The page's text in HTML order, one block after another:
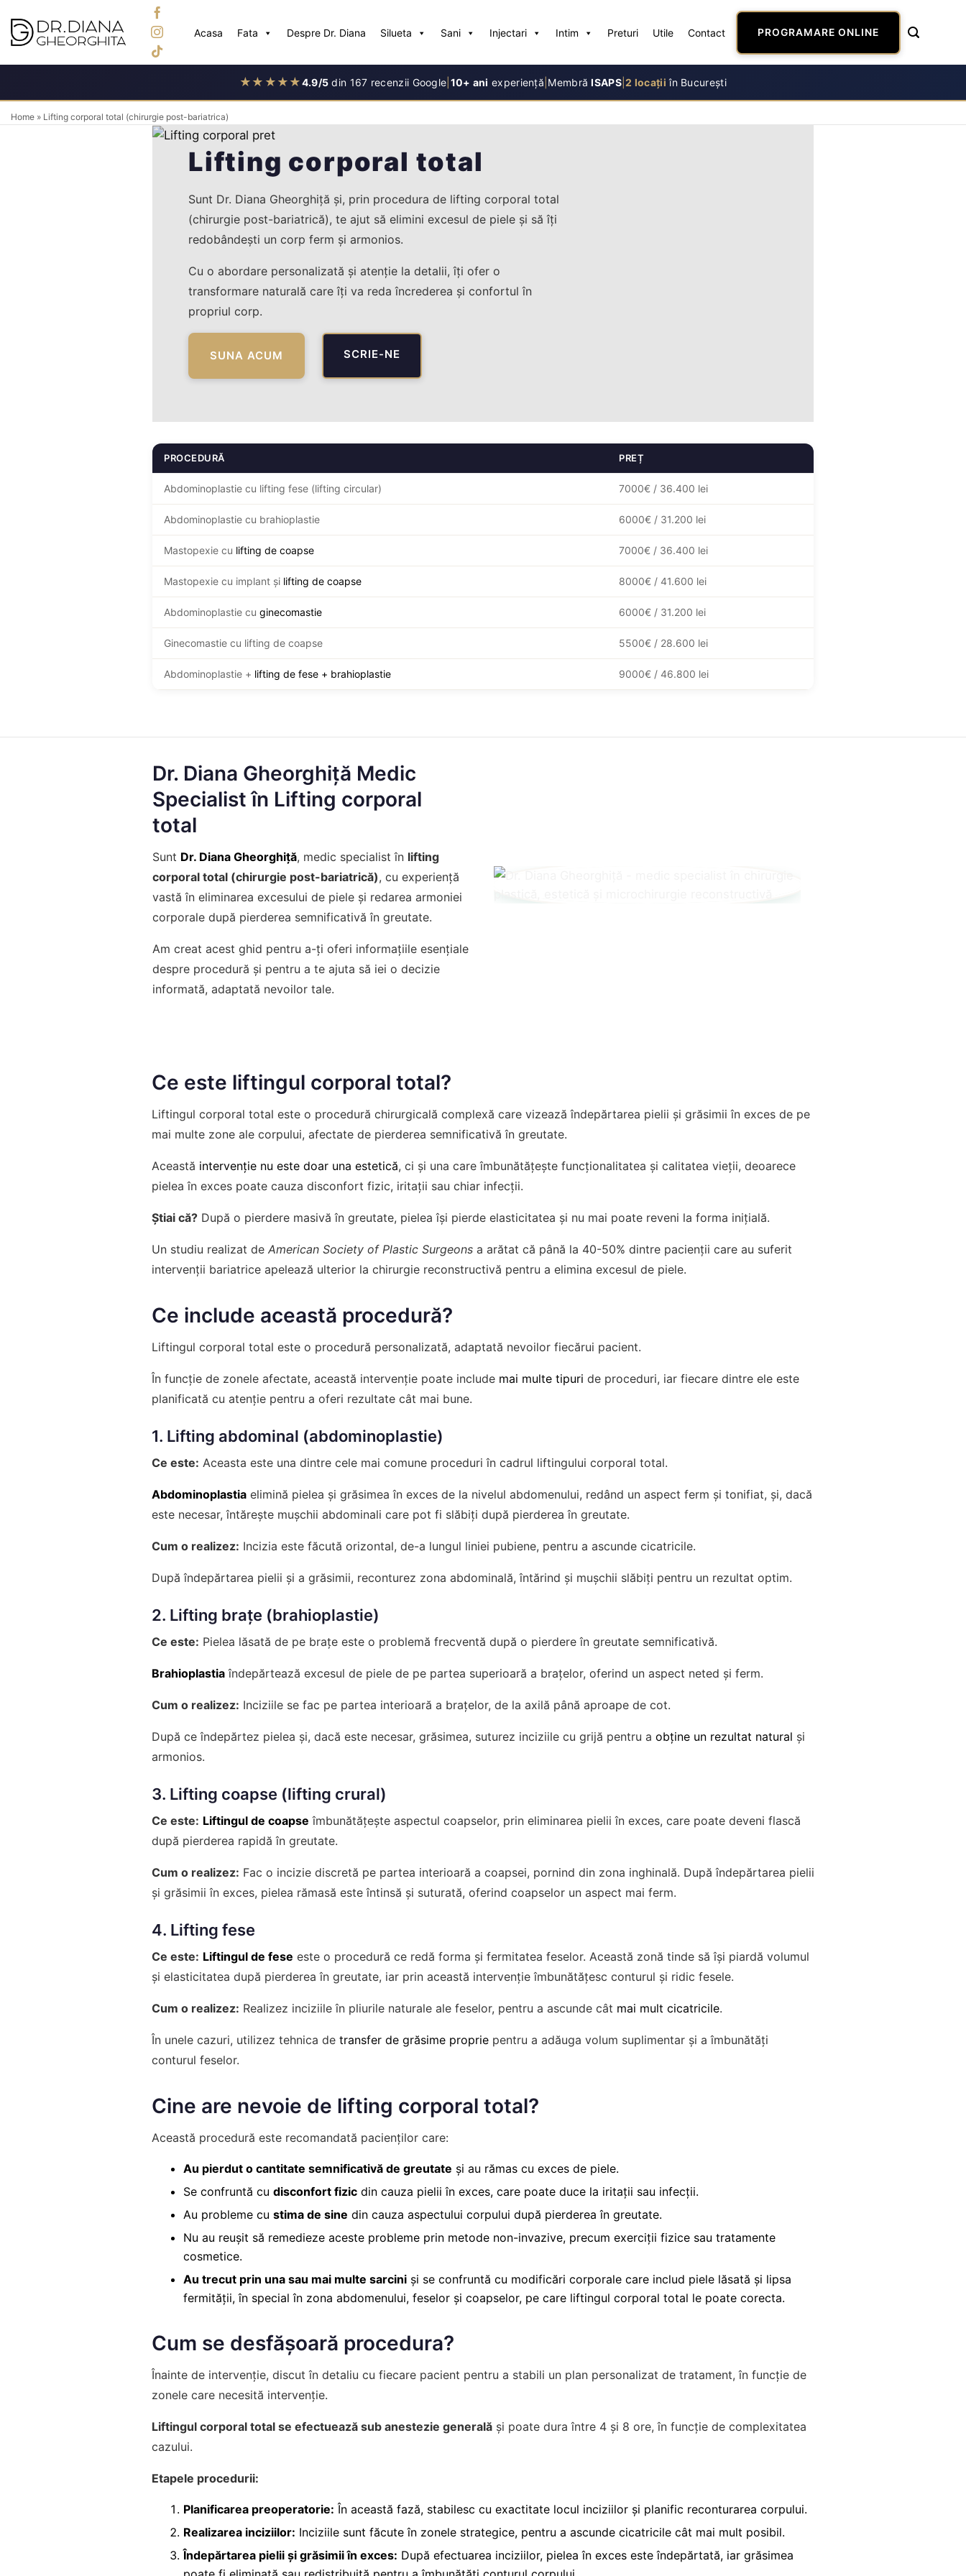
to
content
Acasa Fata Despre Dr. Diana Silueta Sani Injectari Intim Preturi Utile Contact PROGRAMARE ONLINE
★★★★★4.9/5 din 167 recenzii Google 10+ ani experiență MembrăISAPS|2 locații în București
Home » Lifting corporal total (chirurgie post-bariatrica)
Lifting corporal total
Sunt Dr. Diana Gheorghiță și, prin procedura de lifting corporal total
(chirurgie post-bariatrică), te ajut să elimini excesul de piele și să îți
redobândești un corp ferm și armonios.
Cu o abordare personalizată și atenție la detalii, îți ofer o
transformare naturală care îți va reda încrederea și confortul în
propriul corp.
SUNA ACUM SCRIE-NE
PROCEDURĂ PREȚ
Abdominoplastie cu lifting fese (lifting circular) 7000€ / 36.400 lei
Abdominoplastie cu brahioplastie 6000€ / 31.200 lei
Mastopexie cu lifting de coapse 7000€ / 36.400 lei
Mastopexie cu implant și lifting de coapse 8000€ / 41.600 lei
Abdominoplastie cu ginecomastie 6000€ / 31.200 lei
Ginecomastie cu lifting de coapse 5500€ / 28.600 lei
Abdominoplastie + lifting de fese + brahioplastie 9000€ / 46.800 lei
Dr. Diana Gheorghiță Medic
Specialist în Lifting corporal
total
Sunt Dr. Diana Gheorghiță, medic specialist în lifting
corporal total (chirurgie post-bariatrică), cu experiență
vastă în eliminarea excesului de piele și redarea armoniei
corporale după pierderea semnificativă în greutate.
Am creat acest ghid pentru a-ți oferi informațiile esențiale
despre procedură și pentru a te ajuta să iei o decizie
informată, adaptată nevoilor tale.
Ce este liftingul corporal total?
Liftingul corporal total este o procedură chirurgicală complexă care vizează îndepărtarea pielii și grăsimii în exces de pe
mai multe zone ale corpului, afectate de pierderea semnificativă în greutate.
Această intervenție nu este doar una estetică, ci și una care îmbunătățește funcționalitatea și calitatea vieții, deoarece
pielea în exces poate cauza disconfort fizic, iritații sau chiar infecții.
Știai că?După o pierdere masivă în greutate, pielea își pierde elasticitatea și nu mai poate reveni la forma inițială.
Un studiu realizat de American Society of Plastic Surgeonsa arătat că până la 40-50% dintre pacienții care au suferit
intervenții bariatrice apelează ulterior la chirurgie reconstructivă pentru a elimina excesul de piele.
Ce include această procedură?
Liftingul corporal total este o procedură personalizată, adaptată nevoilor fiecărui pacient.
În funcție de zonele afectate, această intervenție poate include mai multe tipuri de proceduri, iar fiecare dintre ele este
planificată cu atenție pentru a oferi rezultate cât mai bune.
1. Lifting abdominal (abdominoplastie)
Ce este: Aceasta este una dintre cele mai comune proceduri în cadrul liftingului corporal total.
Abdominoplastiaelimină pielea și grăsimea în exces de la nivelul abdomenului, redând un aspect ferm și tonifiat, și, dacă
este necesar, întărește mușchii abdominali care pot fi slăbiți după pierderea în greutate.
Cum o realizez: Incizia este făcută orizontal, de-a lungul liniei pubiene, pentru a ascunde cicatricile.
După îndepărtarea pielii și a grăsimii, reconturez zona abdominală, întărind și mușchii slăbiți pentru un rezultat optim.
2. Lifting brațe (brahioplastie)
Ce este: Pielea lăsată de pe brațe este o problemă frecventă după o pierdere în greutate semnificativă.
Brahioplastiaîndepărtează excesul de piele de pe partea superioară a brațelor, oferind un aspect neted și ferm.
Cum o realizez: Inciziile se fac pe partea interioară a brațelor, de la axilă până aproape de cot.
După ce îndepărtez pielea și, dacă este necesar, grăsimea, suturez inciziile cu grijă pentru a obține un rezultat natural și
armonios.
3. Lifting coapse (lifting crural)
Ce este: Liftingul de coapse îmbunătățește aspectul coapselor, prin eliminarea pielii în exces, care poate deveni flască
după pierderea rapidă în greutate.
Cum o realizez: Fac o incizie discretă pe partea interioară a coapsei, pornind din zona inghinală. După îndepărtarea pielii
și grăsimii în exces, pielea rămasă este întinsă și suturată, oferind coapselor un aspect mai ferm.
4. Lifting fese
Ce este: Liftingul de fese este o procedură ce redă forma și fermitatea feselor. Această zonă tinde să își piardă volumul
și elasticitatea după pierderea în greutate, iar prin această intervenție îmbunătățesc conturul și ridic fesele.
Cum o realizez: Realizez inciziile în pliurile naturale ale feselor, pentru a ascunde cât mai mult cicatricile.
În unele cazuri, utilizez tehnica de transfer de grăsime propriepentru a adăuga volum suplimentar și a îmbunătăți
conturul feselor.
Cine are nevoie de lifting corporal total?
Această procedură este recomandată pacienților care:
Au pierdut o cantitate semnificativă de greutate și au rămas cu exces de piele.
Se confruntă cudisconfort fizic din cauza pielii în exces, care poate duce la iritații sau infecții.
Au probleme custima de sine din cauza aspectului corpului după pierderea în greutate.
Nu au reușit să remedieze aceste probleme prin metode non-invazive, precum exerciții fizice sau tratamente
cosmetice.
Au trecut prin una sau mai multe sarcini și se confruntă cu modificări corporale care includ piele lăsată și lipsa
fermității, în special în zona abdomenului, feselor și coapselor, pe care liftingul corporal total le poate corecta.
Cum se desfășoară procedura?
Înainte de intervenție, discut în detaliu cu fiecare pacient pentru a stabili un plan personalizat de tratament, în funcție de
zonele care necesită intervenție.
Liftingul corporal total se efectuează sub anestezie generalăși poate dura între 4 și 8 ore, în funcție de complexitatea
cazului.
Etapele procedurii:
Planificarea preoperatorie: În această fază, stabilesc cu exactitate locul inciziilor și planific reconturarea corpului.
Realizarea inciziilor: Inciziile sunt făcute în zonele strategice, pentru a ascunde cicatricile cât mai mult posibil.
Îndepărtarea pielii și grăsimii în exces: După efectuarea inciziilor, pielea în exces este îndepărtată, iar grăsimea